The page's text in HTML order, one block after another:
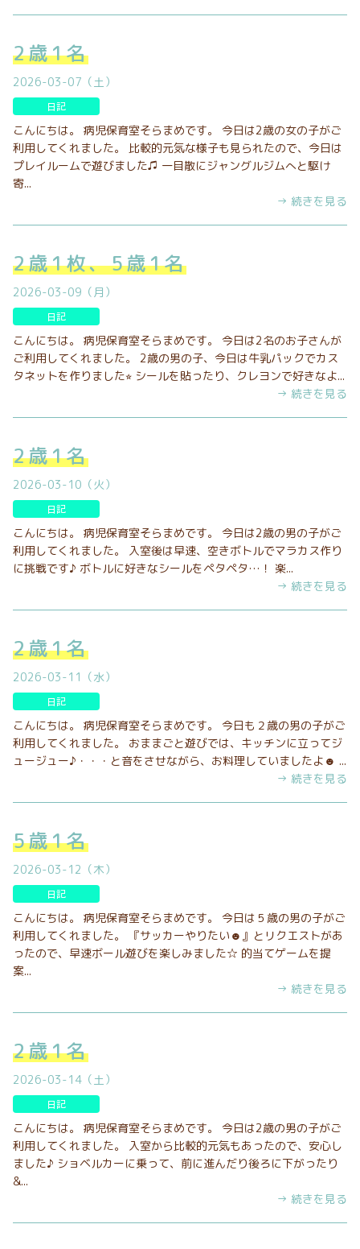
2歳1名
2026-03-07（土）
日記
こんにちは。 病児保育室そらまめです。 今日は2歳の女の子がご
利用してくれました。 比較的元気な様子も見られたので、今日は
プレイルームで遊びました♫ 一目散にジャングルジムへと駆け
寄...
→ 続きを見る
2歳1枚、5歳1名
2026-03-09（月）
日記
こんにちは。 病児保育室そらまめです。 今日は2名のお子さんが
ご利用してくれました。 2歳の男の子、今日は牛乳パックでカス
タネットを作りました⭐︎ シールを貼ったり、クレヨンで好きなよ...
→ 続きを見る
2歳1名
2026-03-10（火）
日記
こんにちは。 病児保育室そらまめです。 今日は2歳の男の子がご
利用してくれました。 入室後は早速、空きボトルでマラカス作り
に挑戦です♪ ボトルに好きなシールをペタペタ…！ 楽...
→ 続きを見る
2歳1名
2026-03-11（水）
日記
こんにちは。 病児保育室そらまめです。 今日も２歳の男の子がご
利用してくれました。 おままごと遊びでは、キッチンに立ってジ
ュージュー♪・・・と音をさせながら、お料理していましたよ☻ ...
→ 続きを見る
5歳1名
2026-03-12（木）
日記
こんにちは。 病児保育室そらまめです。 今日は５歳の男の子がご
利用してくれました。 『サッカーやりたい☻』とリクエストがあ
ったので、早速ボール遊びを楽しみました☆ 的当てゲームを提
案...
→ 続きを見る
2歳1名
2026-03-14（土）
日記
こんにちは。 病児保育室そらまめです。 今日は2歳の男の子がご
利用してくれました。 入室から比較的元気もあったので、安心し
ました♪ ショベルカーに乗って、前に進んだり後ろに下がったり
&...
→ 続きを見る